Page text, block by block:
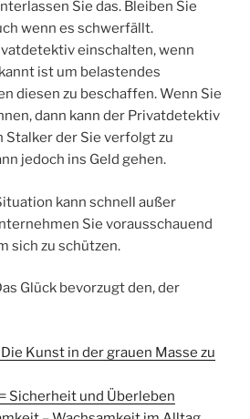
Sie das. Bleiben Sie
wenn es schwerfällt.
einschalten, wenn
ist um belastendes
diesen zu beschaffen. Wenn Sie
dann kann der Privatdetektiv
Stalker der Sie verfolgt zu
jedoch ins Geld gehen.
kann schnell außer
Sie vorausschauend
sich zu schützen.
Glück bevorzugt den, der
Kunst in der grauen Masse zu
Sicherheit und Überleben